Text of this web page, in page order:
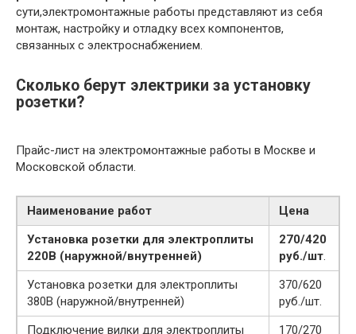
сути,электромонтажные работы представляют из себя
монтаж, настройку и отладку всех компонентов,
связанных с электроснабжением.
Сколько берут электрики за установку
розетки?
Прайс-лист на электромонтажные работы в Москве и
Московской области.
Наименование работ
Цена
Установка розетки для электроплиты
220В (наружной/внутренней)
270/420
руб./шт.
Установка розетки для электроплиты
380В (наружной/внутренней)
370/620
руб./шт.
Подключение вилки для электроплиты
170/270